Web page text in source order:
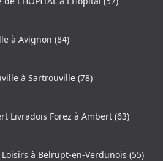
à Avignon (84)
à Sartrouville (78)
Livradois Forez à Ambert (63)
à Belrupt-en-Verdunois (55)